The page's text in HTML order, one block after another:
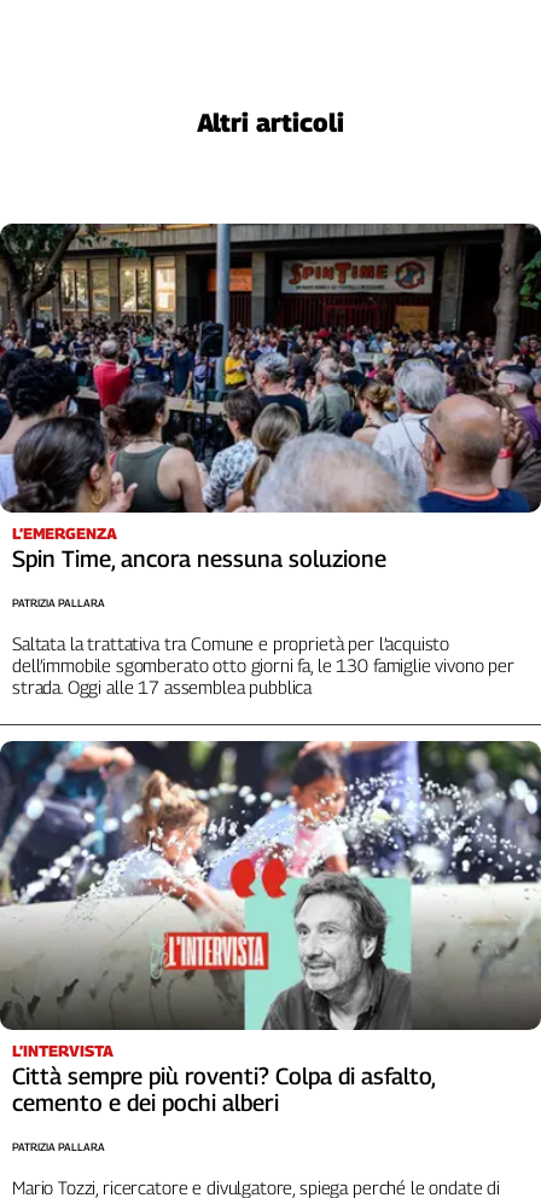
Newsletter
Social
Altri articoli
L’EMERGENZA
Spin Time, ancora nessuna soluzione
Saltata la trattativa tra Comune e proprietà per l’acquisto
dell’immobile sgomberato otto giorni fa, le 130 famiglie vivono per
strada. Oggi alle 17 assemblea pubblica
PATRIZIA PALLARA
L’INTERVISTA
Città sempre più roventi? Colpa di asfalto,
cemento e dei pochi alberi
Mario Tozzi, ricercatore e divulgatore, spiega perché le ondate di
PATRIZIA PALLARA